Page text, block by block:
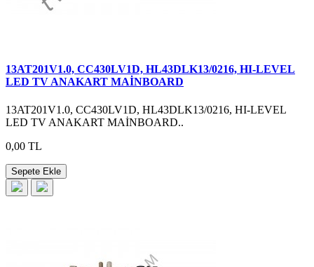
13AT201V1.0, CC430LV1D, HL43DLK13/0216, HI-LEVEL
LED TV ANAKART MAİNBOARD
13AT201V1.0, CC430LV1D, HL43DLK13/0216, HI-LEVEL
LED TV ANAKART MAİNBOARD..
0,00 TL
Sepete Ekle